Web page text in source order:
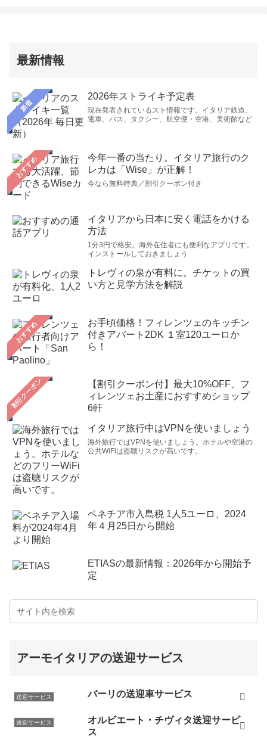
最新情報
新着
2026年ストライキ予定表
現在発表されているスト情報です。イタリア鉄道、
電車、バス、タクシー、航空便・空港、美術館など
おすすめ
今年一番の当たり。イタリア旅行のク
レカは「Wise」が正解！
今なら無料特典／割引クーポン付き
イタリアから日本に安く電話をかける
方法
1分3円で格安。海外在住者にも便利なアプリです。
インストールしておきましょう
トレヴィの泉が有料に。チケットの買
い方と見学方法を解説
おすすめ
お手頃価格！フィレンツェのキッチン
付きアパート2DK １室120ユーロか
ら！
【割引クーポン付】最大10%OFF、フ
ィレンツェお土産におすすめショップ
6軒
イタリア旅行中はVPNを使いましょう
海外旅行ではVPNを使いましょう。ホテルや空港の
公共WiFiは盗聴リスクが高いです。
ベネチア市入島税 1人5ユーロ、2024
年４月25日から開始
ETIASの最新情報：2026年から開始予
定
アーモイタリアの送迎サービス
送迎サービス バーリの送迎車サービス
送迎サービス
オルビエート・チヴィタ送迎サービ
ス